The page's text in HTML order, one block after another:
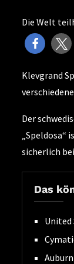
Die Welt
Klevgrand
Der
„Speldosa“
sicherlich
Das
United